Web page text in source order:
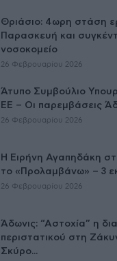
Θριάσιο: 4ωρη στάση
Παρασκευή και
νοσοκομείο
26 Φεβρουαρίου 2026
Άτυπο Συμβούλιο
ΕE – Οι παρεμβάσεις
26 Φεβρουαρίου 2026
Η Ειρήνη Αγαπηδάκη
το «Προλαμβάνω» – 3
26 Φεβρουαρίου 2026
Άδωνις: “Αστοχία” η
περιστατικού στη
Σκύρο...